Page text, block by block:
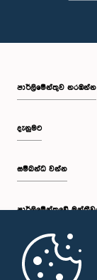
පාර්ලි‌මේන්තුව නරඹන්න
දැනුමට
සම්බන්ධ වන්න
පාර්ලි‌මේන්තුවේ
මුල් පිටුව